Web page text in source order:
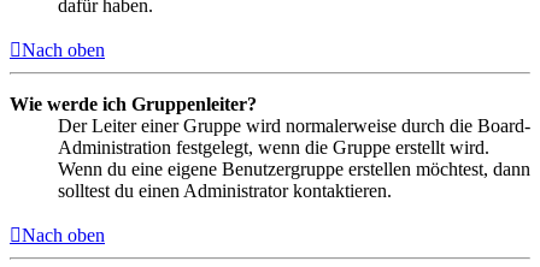
dafür haben.
Nach oben
Wie werde ich Gruppenleiter?
Der Leiter einer Gruppe wird normalerweise durch die Board-
Administration festgelegt, wenn die Gruppe erstellt wird.
Wenn du eine eigene Benutzergruppe erstellen möchtest, dann
solltest du einen Administrator kontaktieren.
Nach oben